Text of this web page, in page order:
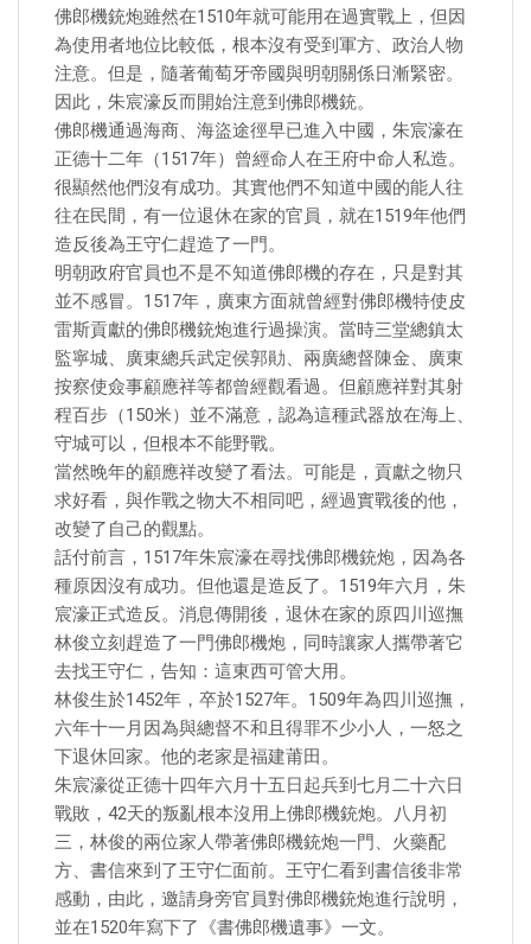
佛郎機銃炮雖然在1510年就可能用在過實戰上，但因
為使用者地位比較低，根本沒有受到軍方、政治人物
注意。但是，隨著葡萄牙帝國與明朝關係日漸緊密。
因此，朱宸濠反而開始注意到佛郎機銃。
佛郎機通過海商、海盜途徑早已進入中國，朱宸濠在
正德十二年（1517年）曾經命人在王府中命人私造。
很顯然他們沒有成功。其實他們不知道中國的能人往
往在民間，有一位退休在家的官員，就在1519年他們
造反後為王守仁趕造了一門。
明朝政府官員也不是不知道佛郎機的存在，只是對其
並不感冒。1517年，廣東方面就曾經對佛郎機特使皮
雷斯貢獻的佛郎機銃炮進行過操演。當時三堂總鎮太
監寧城、廣東總兵武定侯郭勛、兩廣總督陳金、廣東
按察使僉事顧應祥等都曾經觀看過。但顧應祥對其射
程百步（150米）並不滿意，認為這種武器放在海上、
守城可以，但根本不能野戰。
當然晚年的顧應祥改變了看法。可能是，貢獻之物只
求好看，與作戰之物大不相同吧，經過實戰後的他，
改變了自己的觀點。
話付前言，1517年朱宸濠在尋找佛郎機銃炮，因為各
種原因沒有成功。但他還是造反了。1519年六月，朱
宸濠正式造反。消息傳開後，退休在家的原四川巡撫
林俊立刻趕造了一門佛郎機炮，同時讓家人攜帶著它
去找王守仁，告知：這東西可管大用。
林俊生於1452年，卒於1527年。1509年為四川巡撫，
六年十一月因為與總督不和且得罪不少小人，一怒之
下退休回家。他的老家是福建莆田。
朱宸濠從正德十四年六月十五日起兵到七月二十六日
戰敗，42天的叛亂根本沒用上佛郎機銃炮。八月初
三，林俊的兩位家人帶著佛郎機銃炮一門、火藥配
方、書信來到了王守仁面前。王守仁看到書信後非常
感動，由此，邀請身旁官員對佛郎機銃炮進行說明，
並在1520年寫下了《書佛郎機遺事》一文。